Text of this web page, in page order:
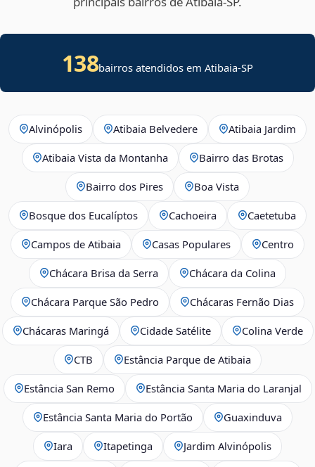
138bairros atendidos em Atibaia-SP
Alvinópolis Atibaia Belvedere Atibaia Jardim
Atibaia Vista da Montanha Bairro das Brotas
Bairro dos Pires Boa Vista
Bosque dos Eucalíptos Cachoeira Caetetuba
Campos de Atibaia Casas Populares Centro
Chácara Brisa da Serra Chácara da Colina
Chácara Parque São Pedro Chácaras Fernão Dias
Chácaras Maringá Cidade Satélite Colina Verde
CTB Estância Parque de Atibaia
Estância San Remo Estância Santa Maria do Laranjal
Estância Santa Maria do Portão Guaxinduva
Iara Itapetinga Jardim Alvinópolis